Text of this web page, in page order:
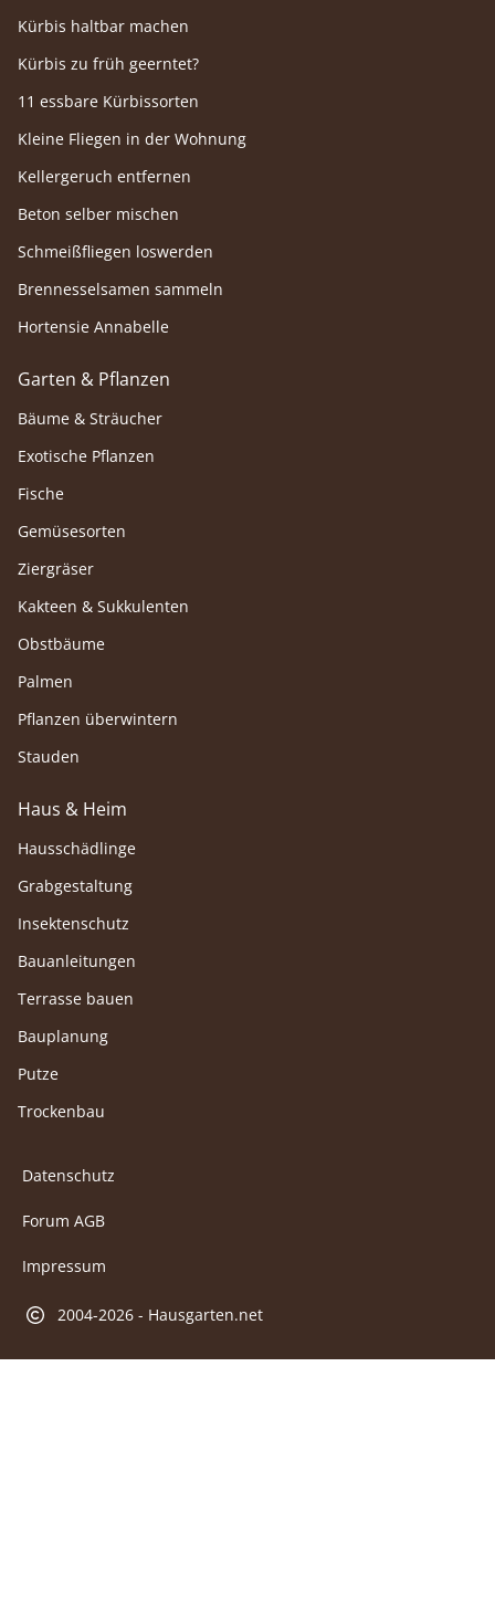
Kürbis haltbar machen
Kürbis zu früh geerntet?
11 essbare Kürbissorten
Kleine Fliegen in der Wohnung
Kellergeruch entfernen
Beton selber mischen
Schmeißfliegen loswerden
Brennesselsamen sammeln
Hortensie Annabelle
Garten & Pflanzen
Bäume & Sträucher
Exotische Pflanzen
Fische
Gemüsesorten
Ziergräser
Kakteen & Sukkulenten
Obstbäume
Palmen
Pflanzen überwintern
Stauden
Haus & Heim
Hausschädlinge
Grabgestaltung
Insektenschutz
Bauanleitungen
Terrasse bauen
Bauplanung
Putze
Trockenbau
Datenschutz
Forum AGB
Impressum
2004-2026 - Hausgarten.net